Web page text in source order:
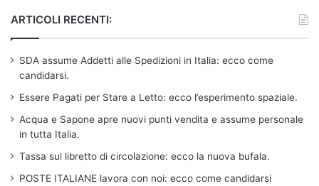
ARTICOLI RECENTI:
SDA assume Addetti alle Spedizioni in Italia: ecco come
candidarsi.
Essere Pagati per Stare a Letto: ecco l’esperimento spaziale.
Acqua e Sapone apre nuovi punti vendita e assume personale
in tutta Italia.
Tassa sul libretto di circolazione: ecco la nuova bufala.
POSTE ITALIANE lavora con noi: ecco come candidarsi